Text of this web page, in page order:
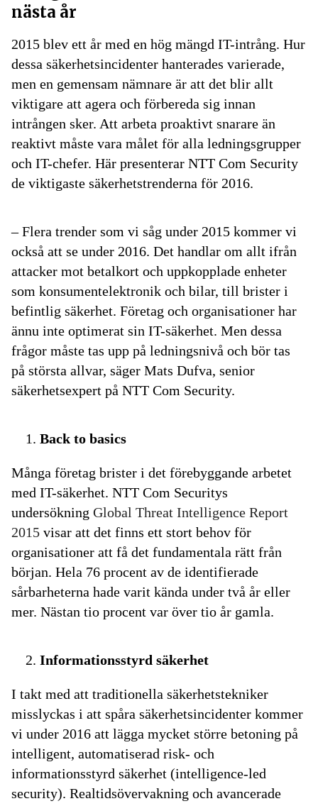
nästa år
2015 blev ett år med en hög mängd IT-intrång. Hur
dessa säkerhetsincidenter hanterades varierade,
men en gemensam nämnare är att det blir allt
viktigare att agera och förbereda sig innan
intrången sker. Att arbeta proaktivt snarare än
reaktivt måste vara målet för alla ledningsgrupper
och IT-chefer. Här presenterar NTT Com Security
de viktigaste säkerhetstrenderna för 2016.
– Flera trender som vi såg under 2015 kommer vi
också att se under 2016. Det handlar om allt ifrån
attacker mot betalkort och uppkopplade enheter
som konsumentelektronik och bilar, till brister i
befintlig säkerhet. Företag och organisationer har
ännu inte optimerat sin IT-säkerhet. Men dessa
frågor måste tas upp på ledningsnivå och bör tas
på största allvar, säger Mats Dufva, senior
säkerhetsexpert på NTT Com Security.
Back to basics
Många företag brister i det förebyggande arbetet
med IT-säkerhet. NTT Com Securitys
undersökning Global Threat Intelligence Report
2015 visar att det finns ett stort behov för
organisationer att få det fundamentala rätt från
början. Hela 76 procent av de identifierade
sårbarheterna hade varit kända under två år eller
mer. Nästan tio procent var över tio år gamla.
Informationsstyrd säkerhet
I takt med att traditionella säkerhetstekniker
misslyckas i att spåra säkerhetsincidenter kommer
vi under 2016 att lägga mycket större betoning på
intelligent, automatiserad risk- och
informationsstyrd säkerhet (intelligence-led
security). Realtidsövervakning och avancerade